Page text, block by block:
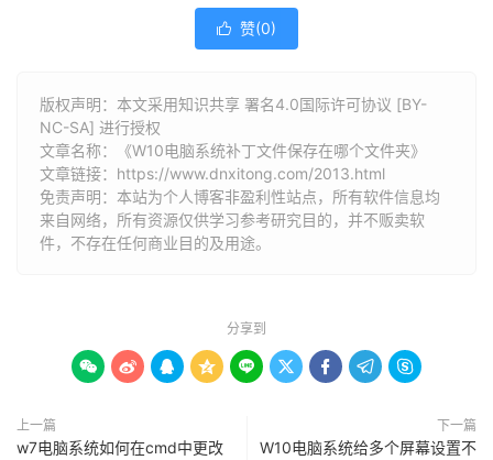
 赞(0)
版权声明：本文采用知识共享 署名4.0国际许可协议 [BY-
NC-SA] 进行授权
文章名称：《W10电脑系统补丁文件保存在哪个文件夹》
文章链接： https://www.dnxitong.com/2013.html
免责声明：本站为个人博客非盈利性站点，所有软件信息均
来自网络，所有资源仅供学习参考研究目的，并不贩卖软
件，不存在任何商业目的及用途。
分享到
        
上一篇
w7电脑系统如何在cmd中更改
下一篇
W10电脑系统给多个屏幕设置不